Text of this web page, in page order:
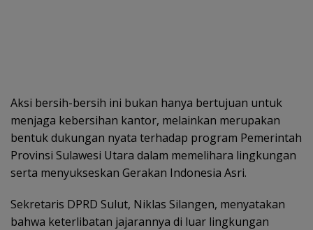
Aksi bersih-bersih ini bukan hanya bertujuan untuk
menjaga kebersihan kantor, melainkan merupakan
bentuk dukungan nyata terhadap program Pemerintah
Provinsi Sulawesi Utara dalam memelihara lingkungan
serta menyukseskan Gerakan Indonesia Asri.
Sekretaris DPRD Sulut, Niklas Silangen, menyatakan
bahwa keterlibatan jajarannya di luar lingkungan